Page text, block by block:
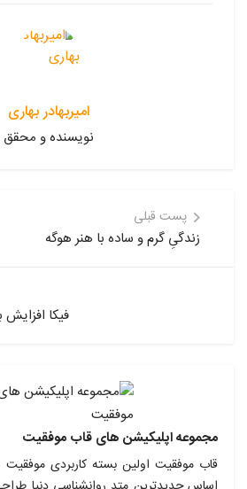
امیربهادر بهاری
نویسنده و محقق
پست قبلی
زندگیِ گرم و ساده با هنر هوگه
فیکا
مجموعه اپلیکیشن های قاب موفقیت
قاب موفقیت اولین بسته کاربردی